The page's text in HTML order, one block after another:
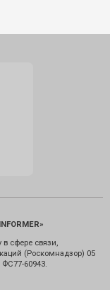
сфере связи,
(Роскомнадзор) 05
60943.